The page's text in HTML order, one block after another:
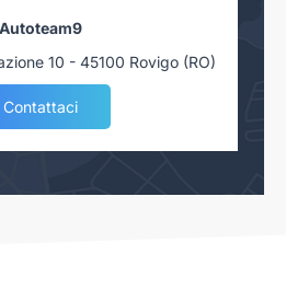
Autoteam9
10 - 45100 Rovigo (RO)
Contattaci